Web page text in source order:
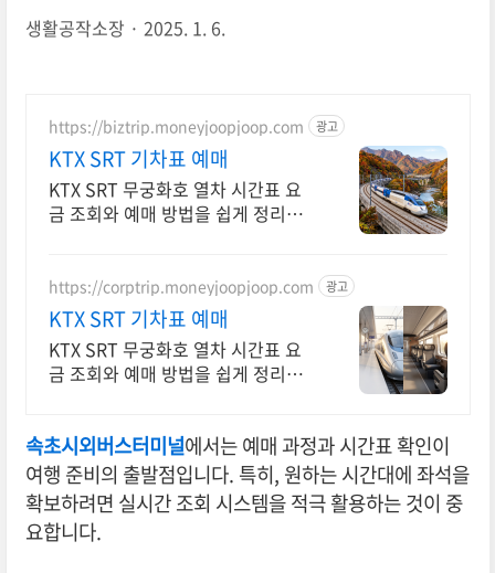
생활공작소장 2025. 1. 6.
https://biztrip.moneyjoopjoop.com 광고
KTX SRT 기차표 예매
KTX SRT 무궁화호 열차 시간표 요
금 조회와 예매 방법을 쉽게 정리했
https://corptrip.moneyjoopjoop.com 광고
KTX SRT 기차표 예매
KTX SRT 무궁화호 열차 시간표 요
금 조회와 예매 방법을 쉽게 정리했
속초시외버스터미널에서는 예매 과정과 시간표 확인이
여행 준비의 출발점입니다. 특히, 원하는 시간대에 좌석을
확보하려면 실시간 조회 시스템을 적극 활용하는 것이 중
요합니다.